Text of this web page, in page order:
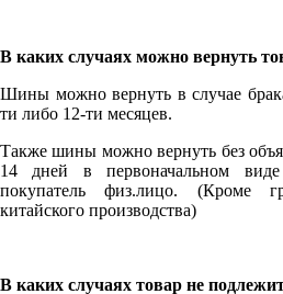
В каких случаях можно вернуть
Шины можно вернуть в случае
ти либо 12-ти месяцев.
Также шины можно вернуть без
14 дней в первоначальном
покупатель физ.лицо. (Кроме
китайского производства)
В каких случаях товар не